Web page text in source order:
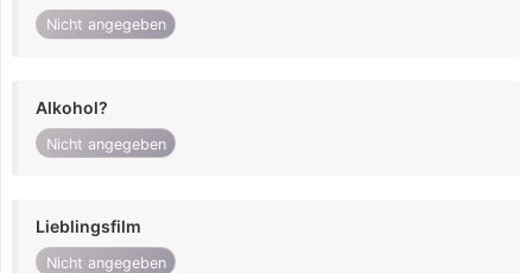
Nicht angegeben
Alkohol?
Nicht angegeben
Lieblingsfilm
Nicht angegeben